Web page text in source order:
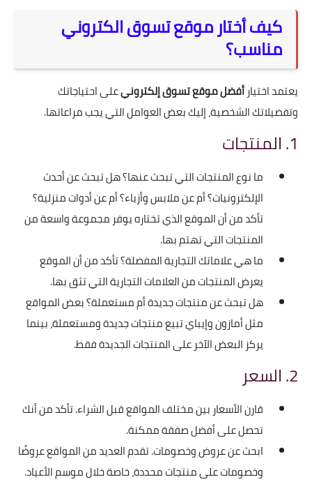
كيف أختار موقع تسوق الكتروني
مناسب؟
يعتمد اختيارأفضل موقع تسوق إلكترونيعلى احتياجاتك
وتفضيلاتك الشخصية، إليك بعض العوامل التي يجب مراعاتها.
1. المنتجات
ما نوع المنتجات التي تبحث عنها؟ هل تبحث عن أحدث
الإلكترونيات؟ أم عن ملابس وأزياء؟ أم عن أدوات منزلية؟
تأكد من أن الموقع الذي تختاره يوفر مجموعة واسعة من
المنتجات التي تهتم بها.
ما هي علاماتك التجارية المفضلة؟ تأكد من أن الموقع
يعرض المنتجات من العلامات التجارية التي تثق بها.
هل تبحث عن منتجات جديدة أم مستعملة؟ بعض المواقع
مثل أمازون وإيباي تبيع منتجات جديدة ومستعملة، بينما
يركز البعض الآخر على المنتجات الجديدة فقط.
2. السعر
قارن الأسعار بين مختلف المواقع قبل الشراء. تأكد من أنك
تحصل على أفضل صفقة ممكنة.
ابحث عن عروض وخصومات. تقدم العديد من المواقع عروضًا
وخصومات على منتجات محددة، خاصة خلال موسم الأعياد.